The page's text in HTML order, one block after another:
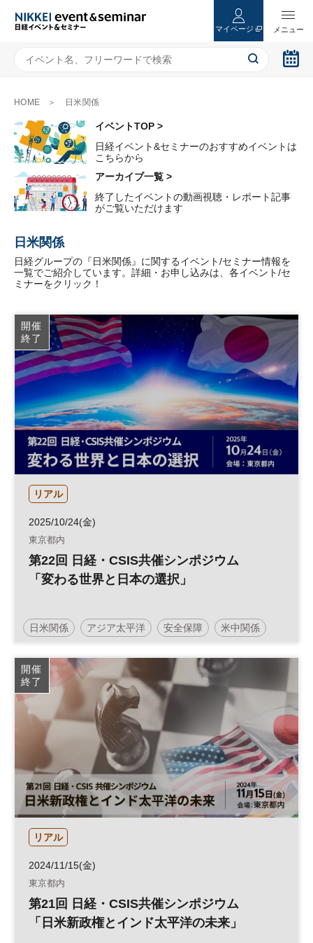
マイページ
HOME 日米関係
イベントTOP >
日経イベント&セミナーのおすすめイベントは
こちらから
アーカイブ一覧 >
終了したイベントの動画視聴・レポート記事
がご覧いただけます
日米関係
日経グループの『日米関係』に関するイベント/セミナー情報を
一覧でご紹介しています。詳細・お申し込みは、各イベント/セ
ミナーをクリック！
開催
終了
リアル
2025/10/24(金)
東京都内
第22回 日経・CSIS共催シンポジウム
「変わる世界と日本の選択」
日米関係 アジア太平洋 安全保障 米中関係
開催
終了
リアル
2024/11/15(金)
東京都内
第21回 日経・CSIS共催シンポジウム
「日米新政権とインド太平洋の未来」